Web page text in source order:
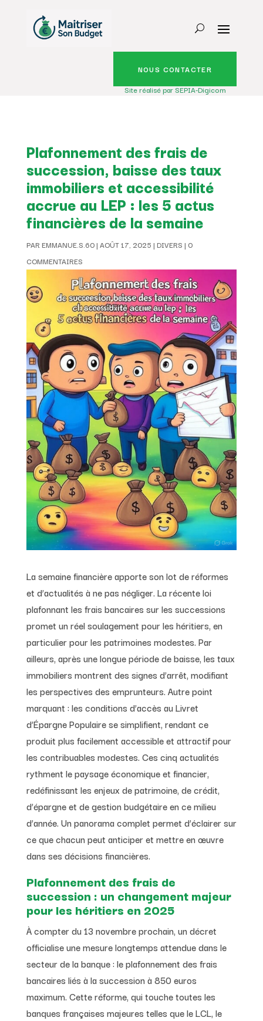
NOUS CONTACTER
Site réalisé par SEPIA-Digicom
Plafonnement des frais de
succession, baisse des taux
immobiliers et accessibilité
accrue au LEP : les 5 actus
financières de la semaine
PAREMMANUE.S.60| AOÛT 17, 2025 | DIVERS | 0
COMMENTAIRES
La semaine financière apporte son lot de réformes
et d’actualités à ne pas négliger. La récente loi
plafonnant les frais bancaires sur les successions
promet un réel soulagement pour les héritiers, en
particulier pour les patrimoines modestes. Par
ailleurs, après une longue période de baisse, les taux
immobiliers montrent des signes d’arrêt, modifiant
les perspectives des emprunteurs. Autre point
marquant : les conditions d’accès au Livret
d’Épargne Populaire se simplifient, rendant ce
produit plus facilement accessible et attractif pour
les contribuables modestes. Ces cinq actualités
rythment le paysage économique et financier,
redéfinissant les enjeux de patrimoine, de crédit,
d’épargne et de gestion budgétaire en ce milieu
d’année. Un panorama complet permet d’éclairer sur
ce que chacun peut anticiper et mettre en œuvre
dans ses décisions financières.
Plafonnement des frais de
succession : un changement majeur
pour les héritiers en 2025
À compter du 13 novembre prochain, un décret
officialise une mesure longtemps attendue dans le
secteur de la banque : le plafonnement des frais
bancaires liés à la succession à 850 euros
maximum. Cette réforme, qui touche toutes les
banques françaises majeures telles que le LCL, le